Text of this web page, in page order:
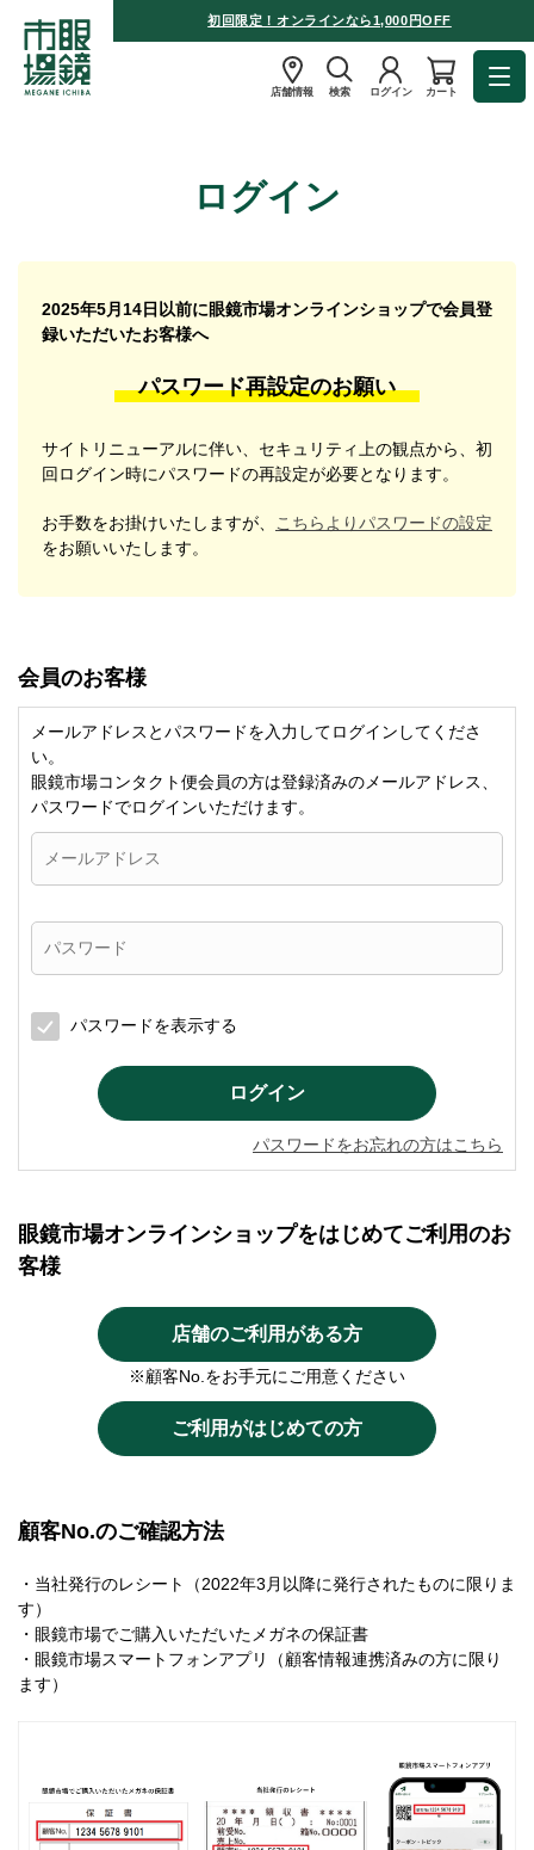
初回限定！オンラインなら1,000円OFF
店舗情報 検索 ログイン カート
ログイン
2025年5月14日以前に眼鏡市場オンラインショップで会員登
録いただいたお客様へ
パスワード再設定のお願い
サイトリニューアルに伴い、セキュリティ上の観点から、初
回ログイン時にパスワードの再設定が必要となります。
お手数をお掛けいたしますが、
こちらよりパスワードの設定
をお願いいたします。
会員のお客様
メールアドレスとパスワードを入力してログインしてくださ
い。
眼鏡市場コンタクト便会員の方は登録済みのメールアドレス、
パスワードでログインいただけます。
パスワードを表示する
パスワードをお忘れの方はこちら
眼鏡市場オンラインショップをはじめてご利用のお
客様
店舗のご利用がある方
※顧客No.をお手元にご用意ください
ご利用がはじめての方
顧客No.のご確認方法
・当社発行のレシート（2022年3月以降に発行されたものに限りま
す）
・眼鏡市場でご購入いただいたメガネの保証書
・眼鏡市場スマートフォンアプリ（顧客情報連携済みの方に限り
ます）